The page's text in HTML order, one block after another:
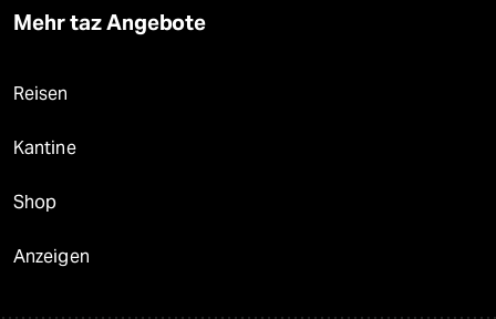
Mehr taz Angebote
Reisen
Kantine
Shop
Anzeigen